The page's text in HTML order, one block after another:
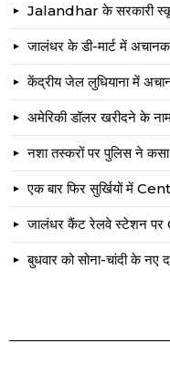
Jalandhar के सरकारी
जालंधर के डी-मार्ट में
केंद्रीय जेल लुधियाना में
अमेरिकी डॉलर खरीदने के
नशा तस्करों पर पुलिस ने
एक बार फिर सुर्खियों में
जालंधर कैंट रेलवे स्टेशन पर
बुधवार को सोना-चांदी के नए